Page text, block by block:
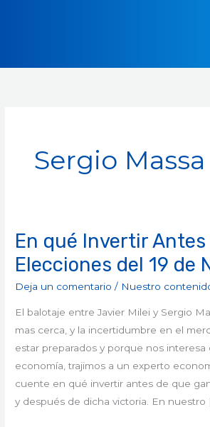
Sergio Massa
En qué Invertir Antes
Elecciones del 19 de
Deja un comentario / Nuestro
El balotaje entre Javier Milei y Sergio
mas cerca, y la incertidumbre en el
estar preparados y porque nos interesa
economía, trajimos a un experto
cuente en qué invertir antes de que
y después de dicha victoria. En nuestro
En
qué
Invertir
Antes
de
las
Elecciones
del
19
de